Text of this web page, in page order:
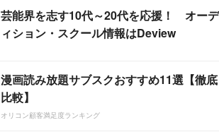
芸能界を志す10代～20代を応援！ オーデ
ィション・スクール情報はDeview
漫画読み放題サブスクおすすめ11選【徹底
比較】
オリコン顧客満足度ランキング